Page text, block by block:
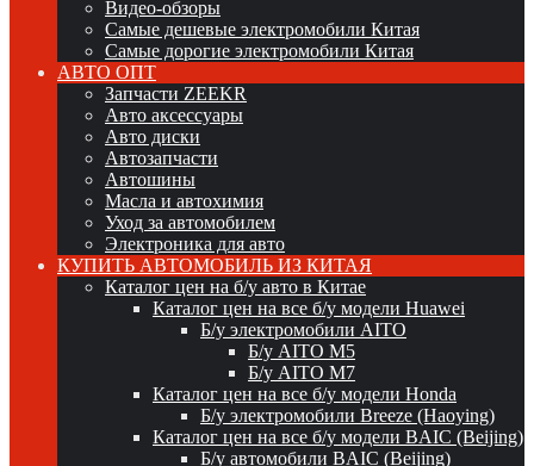
Видео-обзоры
Самые дешевые электромобили Китая
Самые дорогие электромобили Китая
АВТО ОПТ
Запчасти ZEEKR
Авто аксессуары
Авто диски
Автозапчасти
Автошины
Масла и автохимия
Уход за автомобилем
Электроника для авто
КУПИТЬ АВТОМОБИЛЬ ИЗ КИТАЯ
Каталог цен на б/у авто в Китае
Каталог цен на все б/у модели Huawei
Б/у электромобили AITO
Б/у AITO M5
Б/у AITO M7
Каталог цен на все б/у модели Honda
Б/у электромобили Breeze (Haoying)
Каталог цен на все б/у модели BAIC (Beijing)
Б/у автомобили BAIC (Beijing)